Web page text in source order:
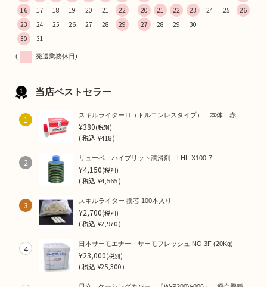
16
17 18 19 20 21
22
23
24 25 26 27 28
29
30
31
20
21 22 23 24 25
26
27
28 29 30
( 発送業務休日)
当店ベストセラー
1 スキルライターⅢ（トルエンレスタイプ） 本体 赤
¥380(税別)
(税込¥418 )
2 リューベ ハイブリット潤滑剤 LHL-X100-7
¥4,150(税別)
(税込¥4,565 )
3 スキルライター 換芯 100本入り
¥2,700(税別)
(税込¥2,970 )
4 日本サーモエナー サーモフレッシュ NO.3F (20Kg)
¥23,000(税別)
(税込¥25,300 )